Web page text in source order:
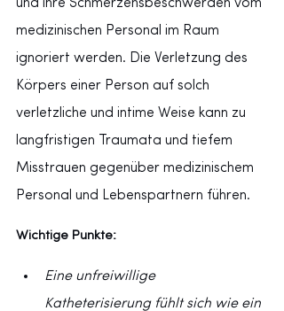
und ihre Schmerzensbeschwerden vom
medizinischen Personal im Raum
ignoriert werden. Die Verletzung des
Körpers einer Person auf solch
verletzliche und intime Weise kann zu
langfristigen Traumata und tiefem
Misstrauen gegenüber medizinischem
Personal und Lebenspartnern führen.
Wichtige Punkte:
Eine unfreiwillige
Katheterisierung fühlt sich wie ein